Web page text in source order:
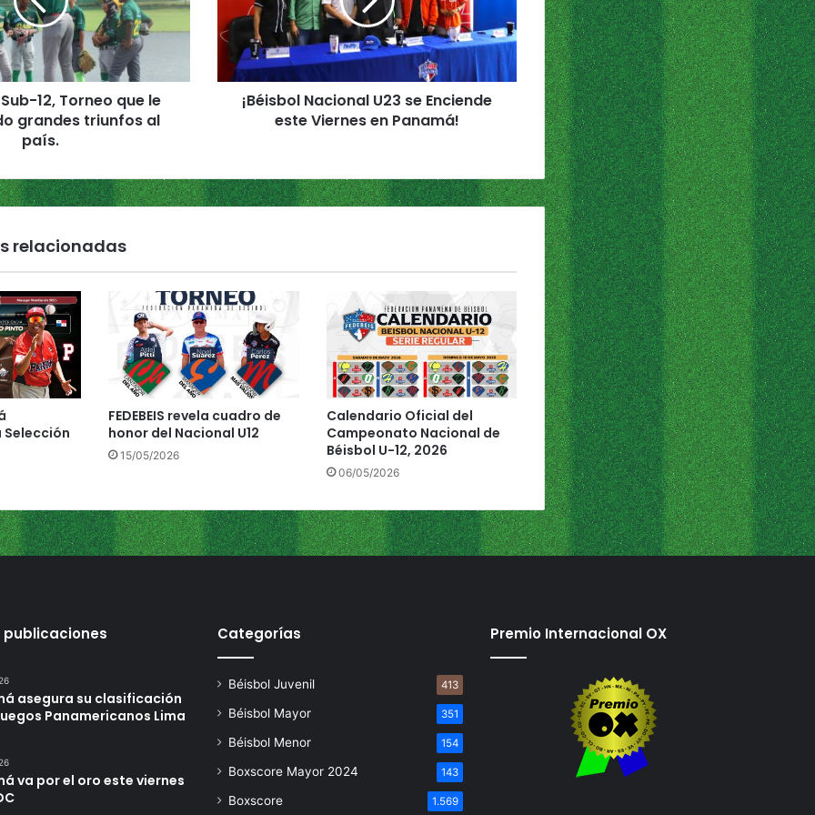
12, Torneo que le
grandes triunfos al
país.
b
o
N
n
a
3
s
e
n
c
i
n
t
e
V
n
e
e
n
a
n
m
¡Béisbol Nacional U23 se Enciende
este Viernes en Panamá!
relacionadas
FEDEBEIS revela cuadro de
honor del Nacional U12
15/05/2026
Calendario Oficial del
Campeonato Nacional de
Béisbol U-12, 2026
06/05/2026
publicaciones
asegura su clasificación
Panamericanos Lima
va por el oro este viernes
Categorías
Béisbol Juvenil 413
Béisbol Mayor 351
Béisbol Menor 154
Boxscore Mayor 2024 143
Boxscore 1.569
Premio Internacional OX